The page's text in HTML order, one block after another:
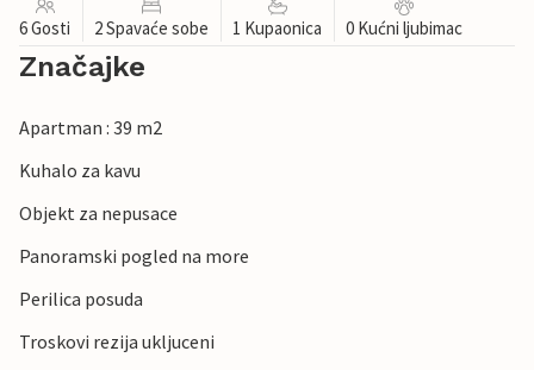
6 Gosti 2 Spavaće sobe 1 Kupaonica 0 Kućni ljubimac
Značajke
Apartman : 39 m2
Kuhalo za kavu
Objekt za nepusace
Panoramski pogled na more
Perilica posuda
Troskovi rezija ukljuceni